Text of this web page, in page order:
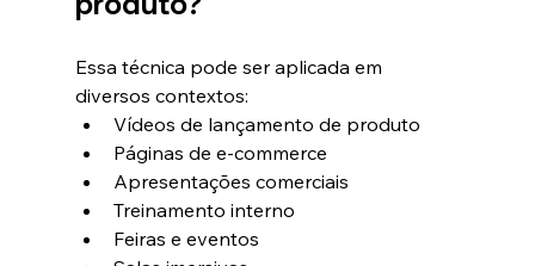
Essa técnica pode ser aplicada em
diversos contextos:
Vídeos de lançamento de produto
Páginas de e-commerce
Apresentações comerciais
Treinamento interno
Feiras e eventos